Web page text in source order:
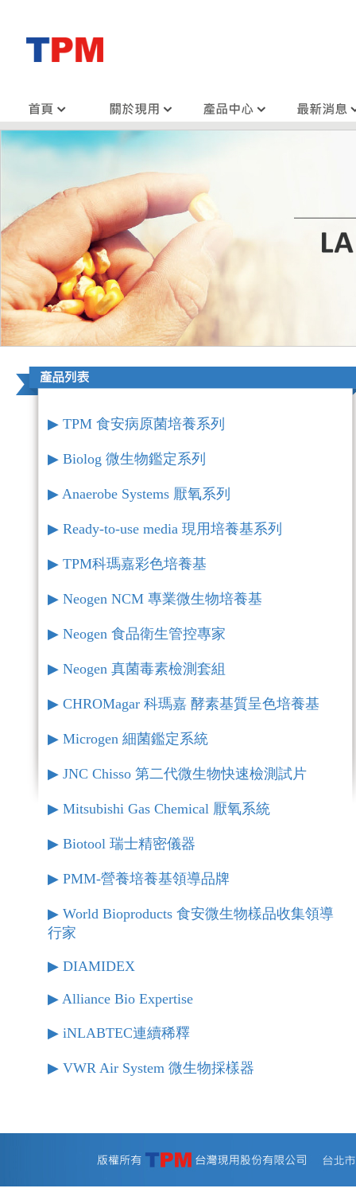
▶︎ TPM 食安病原菌培養系列
▶︎ Biolog 微生物鑑定系列
▶︎ Anaerobe Systems 厭氧系列
▶︎ Ready-to-use media 現用培養基系列
▶︎ TPM科瑪嘉彩色培養基
▶︎ Neogen NCM 專業微生物培養基
▶︎ Neogen 食品衛生管控專家
▶︎ Neogen 真菌毒素檢測套組
▶︎ CHROMagar 科瑪嘉 酵素基質呈色培養基
▶︎ Microgen 細菌鑑定系統
▶︎ JNC Chisso 第二代微生物快速檢測試片
▶︎ Mitsubishi Gas Chemical 厭氧系統
▶︎ Biotool 瑞士精密儀器
▶︎ PMM-營養培養基領導品牌
▶︎ World Bioproducts 食安微生物樣品收集領導
行家
▶︎ DIAMIDEX
▶︎ Alliance Bio Expertise
▶︎ iNLABTEC連續稀釋
▶︎ VWR Air System 微生物採樣器